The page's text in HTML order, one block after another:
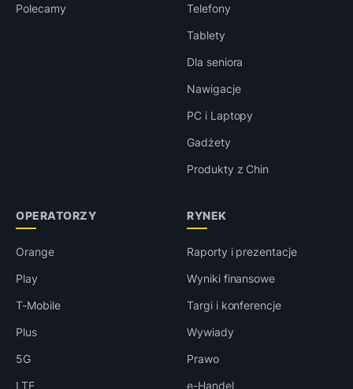
Polecamy
Telefony
Tablety
Dla seniora
Nawigacje
PC i Laptopy
Gadżety
Produkty z Chin
OPERATORZY
Orange
Play
T-Mobile
Plus
5G
LTE
RYNEK
Raporty i prezentacje
Wyniki finansowe
Targi i konferencje
Wywiady
Prawo
e-Handel